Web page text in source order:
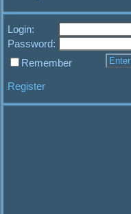
Login:
Password:
Remember
Register